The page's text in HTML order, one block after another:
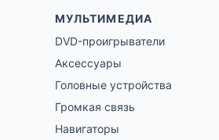
МУЛЬТИМЕДИА
DVD-проигрыватели
Аксессуары
Головные устройства
Громкая связь
Навигаторы